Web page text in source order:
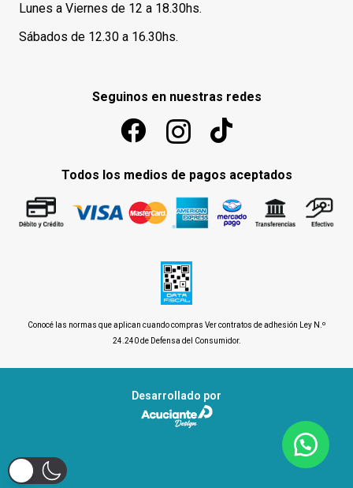
Lunes a Viernes de 12 a 18.30hs.
Sábados de 12.30 a 16.30hs.
Seguinos en nuestras redes
Todos los medios de pagos aceptados
Conocé las normas que aplican cuando compras Ver contratos de adhesión Ley N.º
24.240 de Defensa del Consumidor.
Desarrollado por